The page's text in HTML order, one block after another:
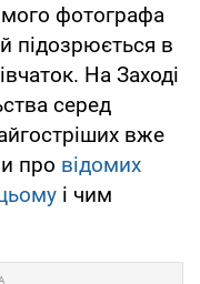
фотографа
підозрюється в
На Заході
серед
вже
про відомих
і чим